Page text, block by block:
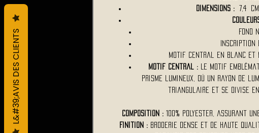
Dimensions :7,4 cm
Fond
Inscription
Motif central en blanc et
Motif central :Le motif
prisme lumineux, où un rayon de
triangulaire et se divise
Composition :100% polyester, assurant
Finition : Broderie dense et de haute
L&#39;AVIS DES CLIENTS